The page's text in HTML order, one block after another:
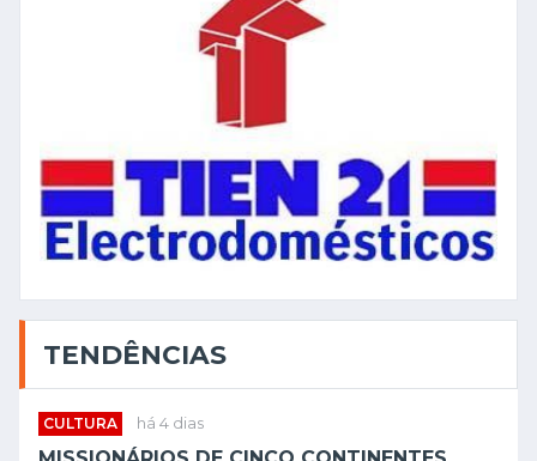
TENDÊNCIAS
CULTURA há 4 dias